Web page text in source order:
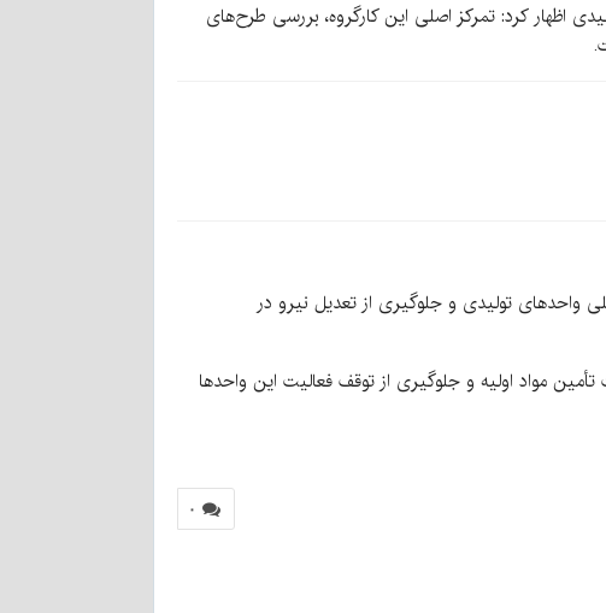
اظهار کرد: تمرکز اصلی این کارگروه، بررسی طرح‌های
واحدهای تولیدی و جلوگیری از تعدیل نیرو در
مشکلات تأمین مواد اولیه و جلوگیری از توقف فعالیت این واحدها
۰